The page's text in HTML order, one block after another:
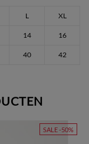
L XL
14 16
40 42
SALE -50%